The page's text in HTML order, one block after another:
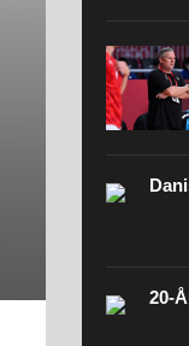
20-